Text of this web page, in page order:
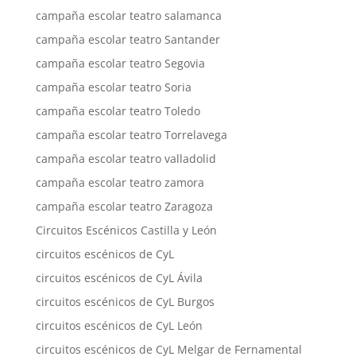
campaña escolar teatro salamanca
campaña escolar teatro Santander
campaña escolar teatro Segovia
campaña escolar teatro Soria
campaña escolar teatro Toledo
campaña escolar teatro Torrelavega
campaña escolar teatro valladolid
campaña escolar teatro zamora
campaña escolar teatro Zaragoza
Circuitos Escénicos Castilla y León
circuitos escénicos de CyL
circuitos escénicos de CyL Ávila
circuitos escénicos de CyL Burgos
circuitos escénicos de CyL León
circuitos escénicos de CyL Melgar de Fernamental